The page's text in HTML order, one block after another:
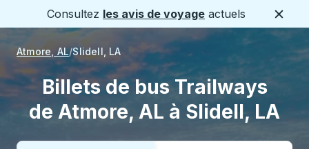
Consultez les avis de voyage actuels
Atmore, AL Slidell, LA
Billets de bus Trailways
de Atmore, AL à Slidell, LA